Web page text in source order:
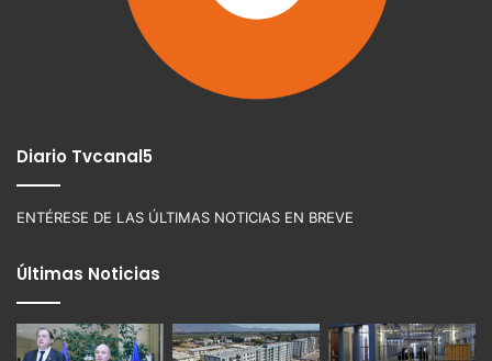
Diario Tvcanal5
ENTÉRESE DE LAS ÚLTIMAS NOTICIAS EN BREVE
Últimas Noticias